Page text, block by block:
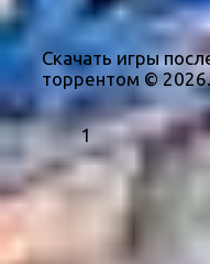
Скачать игры
торрентом ©
1